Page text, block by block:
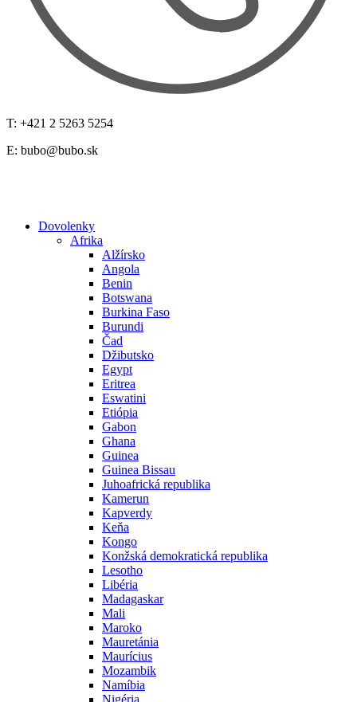
T: +421 2 5263 5254
E: bubo@bubo.sk
Dovolenky
Afrika
Alžírsko
Angola
Benin
Botswana
Burkina Faso
Burundi
Čad
Džibutsko
Egypt
Eritrea
Eswatini
Etiópia
Gabon
Ghana
Guinea
Guinea Bissau
Juhoafrická republika
Kamerun
Kapverdy
Keňa
Kongo
Konžská demokratická republika
Lesotho
Libéria
Madagaskar
Mali
Maroko
Mauretánia
Maurícius
Mozambik
Namíbia
Nigéria